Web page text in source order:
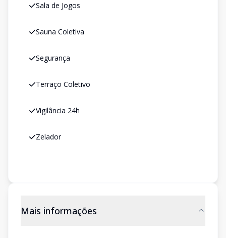
Sala de Jogos
Sauna Coletiva
Segurança
Terraço Coletivo
Vigilância 24h
Zelador
Mais informações